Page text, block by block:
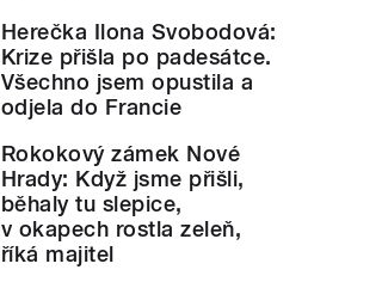
Herečka Ilona Svobodová:
Krize přišla po padesátce.
Všechno jsem opustila a
odjela do Francie
Rokokový zámek Nové
Hrady: Když jsme přišli,
běhaly tu slepice,
v okapech rostla zeleň,
říká majitel